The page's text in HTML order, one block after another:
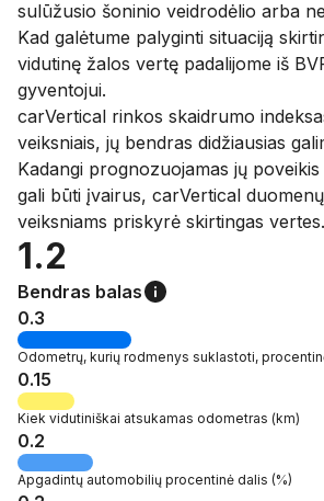
sulūžusio šoninio veidrodėlio arba
Kad galėtume palyginti situaciją
vidutinę žalos vertę padalijome iš
gyventojui.
carVertical rinkos skaidrumo
veiksniais, jų bendras didžiausias
Kadangi prognozuojamas jų
gali būti įvairus, carVertical
veiksniams priskyrė skirtingas vertes.
1.2
Bendras balas
0.3
Odometrų, kurių rodmenys suklastoti,
0.15
Kiek vidutiniškai atsukamas odometras (km)
0.2
Apgadintų automobilių procentinė dalis (%)